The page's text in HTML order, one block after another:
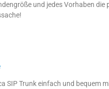
und jedes Vorhaben die
SIP Trunk einfach und bequem